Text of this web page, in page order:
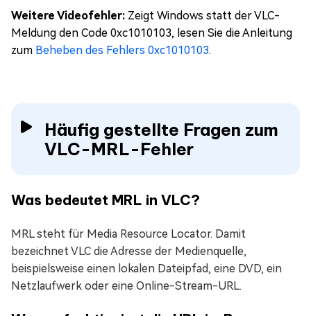
Weitere Videofehler: Zeigt Windows statt der VLC-
Meldung den Code 0xc1010103, lesen Sie die Anleitung
zum Beheben des Fehlers 0xc1010103.
Häufig gestellte Fragen zum
VLC-MRL-Fehler
Was bedeutet MRL in VLC?
MRL steht für Media Resource Locator. Damit
bezeichnet VLC die Adresse der Medienquelle,
beispielsweise einen lokalen Dateipfad, eine DVD, ein
Netzlaufwerk oder eine Online-Stream-URL.